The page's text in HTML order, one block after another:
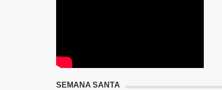
SEMANA SANTA